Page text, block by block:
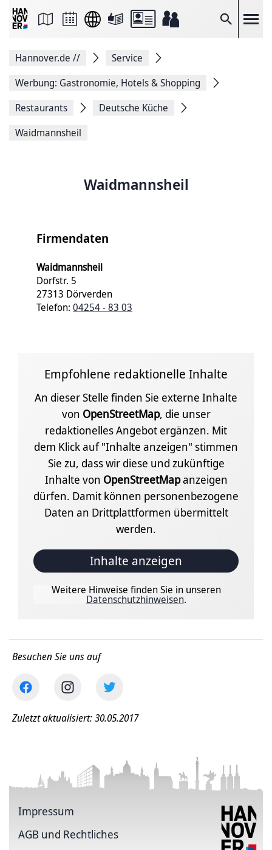
Suche
Seite
Facebook
teilen
Seitenlink
Seite
Hannover.de //
Service
Werbung: Gastronomie, Hotels & Shopping
Restaurants
Deutsche Küche
Waidmannsheil
Waidmannsheil
Firmendaten
Waidmannsheil
Dorfstr. 5
27313 Dörverden
Telefon: 04254 - 83 03
Empfohlene redaktionelle Inhalte
An dieser Stelle finden Sie externe Inhalte
von OpenStreetMap, die unser
redaktionelles Angebot ergänzen. Mit
dem Klick auf "Inhalte anzeigen" stimmen
Sie zu, dass wir diese und zukünftige
Inhalte von OpenStreetMapanzeigen
dürfen. Damit können personenbezogene
Daten an Drittplattformen übermittelt
werden.
Inhalte anzeigen
Weitere Hinweise finden Sie in unseren
Datenschutzhinweisen.
Besuchen Sie uns auf
Zuletzt aktualisiert: 30.05.2017
Impressum
AGB und Rechtliches